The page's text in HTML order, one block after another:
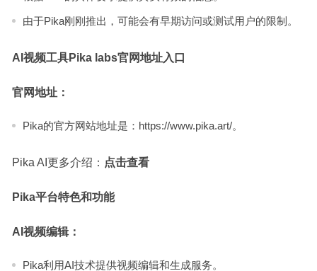
由于Pika刚刚推出，可能会有早期访问或测试用户的限制。
AI视频工具Pika labs官网地址入口
官网地址：
Pika的官方网站地址是：https://www.pika.art/。
Pika AI更多介绍： 点击查看
Pika平台特色和功能
AI视频编辑：
Pika利用AI技术提供视频编辑和生成服务。